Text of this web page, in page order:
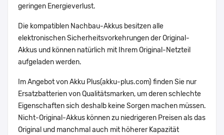
geringen Energieverlust.
Die kompatiblen Nachbau-Akkus besitzen alle
elektronischen Sicherheitsvorkehrungen der Original-
Akkus und können natürlich mit Ihrem Original-Netzteil
aufgeladen werden.
Im Angebot von Akku Plus(akku-plus.com) finden Sie nur
Ersatzbatterien von Qualitätsmarken, um deren schlechte
Eigenschaften sich deshalb keine Sorgen machen müssen.
Nicht-Original-Akkus können zu niedrigeren Preisen als das
Original und manchmal auch mit höherer Kapazität